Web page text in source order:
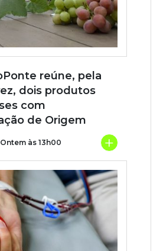
reúne, pela
dois produtos
com
de Origem
Ontem às 13h00 +